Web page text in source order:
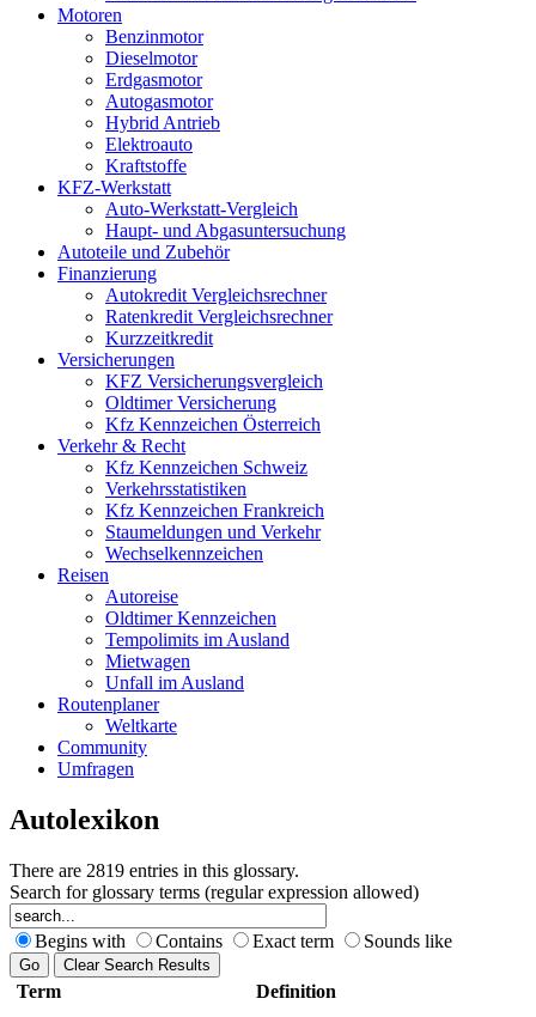
Motoren
Benzinmotor
Dieselmotor
Erdgasmotor
Autogasmotor
Hybrid Antrieb
Elektroauto
Kraftstoffe
KFZ-Werkstatt
Auto-Werkstatt-Vergleich
Haupt- und Abgasuntersuchung
Autoteile und Zubehör
Finanzierung
Autokredit Vergleichsrechner
Ratenkredit Vergleichsrechner
Kurzzeitkredit
Versicherungen
KFZ Versicherungsvergleich
Oldtimer Versicherung
Kfz Kennzeichen Österreich
Verkehr & Recht
Kfz Kennzeichen Schweiz
Verkehrsstatistiken
Kfz Kennzeichen Frankreich
Staumeldungen und Verkehr
Wechselkennzeichen
Reisen
Autoreise
Oldtimer Kennzeichen
Tempolimits im Ausland
Mietwagen
Unfall im Ausland
Routenplaner
Weltkarte
Community
Umfragen
Autolexikon
There are 2819 entries in this glossary.
Search for glossary terms (regular expression allowed)
Begins with Contains Exact term Sounds like
Term Definition